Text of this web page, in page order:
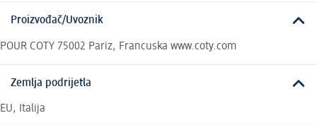
Proizvođač/Uvoznik
POUR COTY 75002 Pariz, Francuska www.coty.com
Zemlja podrijetla
EU, Italija